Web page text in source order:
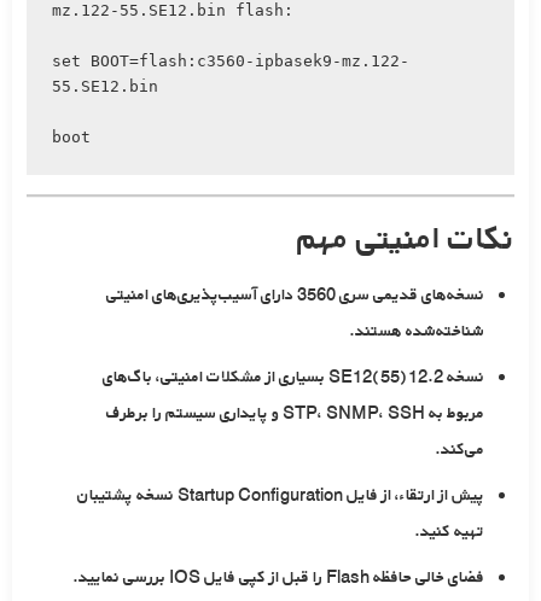
mz.122-55.SE12.bin flash:
set BOOT=flash:c3560-ipbasek9-mz.122-
55.SE12.bin
نکات امنیتی مهم
نسخه‌های قدیمی سری 3560 دارای آسیب‌پذیری‌های امنیتی
شناخته‌شده هستند.
نسخه12.2(55)SE12
بسیاری از مشکلات امنیتی، باگ‌های
مربوط به STP، SNMP، SSH و پایداری سیستم را برطرف
می‌کند.
پیش از ارتقاء، از فایل Startup Configuration نسخه پشتیبان
تهیه کنید.
فضای خالی حافظه Flash را قبل از کپی فایل IOS بررسی نمایید.